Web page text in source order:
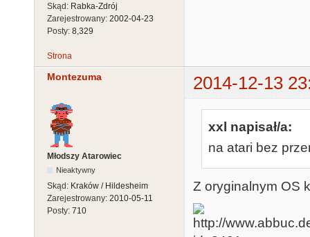
Skąd: Rabka-Zdrój
Zarejestrowany: 2002-04-23
Posty: 8,329
Strona
Montezuma 2014-12-13
Młodszy Atarowiec
Nieaktywny
Skąd: Kraków / Hildesheim
Zarejestrowany: 2010-05-11
Posty: 710
xxl napisał/a:
na atari bez
Z oryginalnym OS